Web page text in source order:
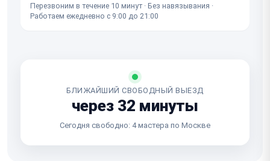
Перезвоним в течение 10 минут · Без навязывания ·
Работаем ежедневно с 9:00 до 21:00
БЛИЖАЙШИЙ СВОБОДНЫЙ ВЫЕЗД
через 32 минуты
Сегодня свободно: 4 мастера по Москве